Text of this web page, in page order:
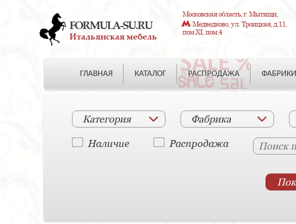
FORMULA-SU.RU
Итальянская мебель
Московская область, г. Мытищи,
Медведково, ул. Троицкая, д.11,
пом.XI, пом.4
ГЛАВНАЯ КАТАЛОГ РАСПРОДАЖА ФАБРИКИ
Категория Фабрика
Наличие Распродажа